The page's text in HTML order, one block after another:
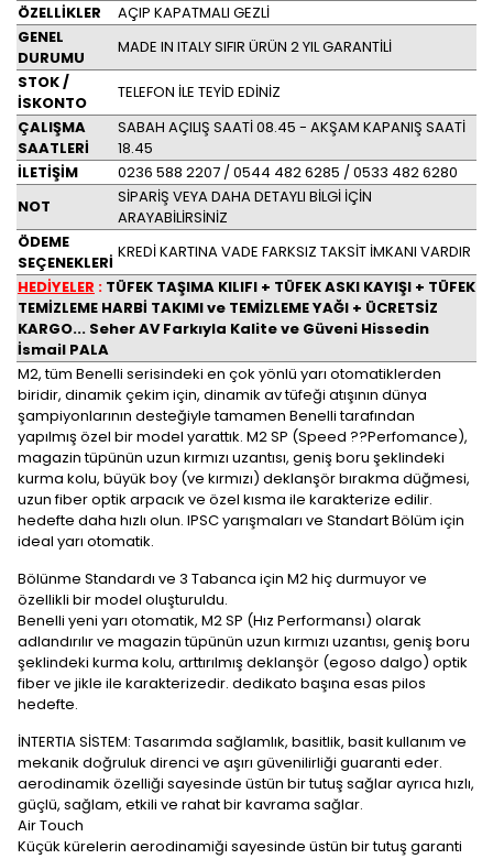
ÖZELLİKLER
AÇIP KAPATMALI GEZLİ
GENEL
DURUMU
MADE IN ITALY SIFIR ÜRÜN 2 YIL GARANTİLİ
STOK /
İSKONTO
TELEFON İLE TEYİD EDİNİZ
ÇALIŞMA
SAATLERİ
SABAH AÇILIŞ SAATİ 08.45 - AKŞAM KAPANIŞ SAATİ
18.45
İLETİŞİM
0236 588 2207 / 0544 482 6285 / 0533 482 6280
NOT
SİPARİŞ VEYA DAHA DETAYLI BİLGİ İÇİN
ARAYABİLİRSİNİZ
ÖDEME
SEÇENEKLERİ
KREDİ KARTINA VADE FARKSIZ TAKSİT İMKANI VARDIR
HEDİYELER : TÜFEK TAŞIMA KILIFI + TÜFEK ASKI KAYIŞI + TÜFEK
TEMİZLEME HARBİ TAKIMI ve TEMİZLEME YAĞI + ÜCRETSİZ
KARGO... Seher AV Farkıyla Kalite ve Güveni Hissedin
İsmail PALA
M2, tüm Benelli serisindeki en çok yönlü yarı otomatiklerden
biridir, dinamik çekim için, dinamik av tüfeği atışının dünya
şampiyonlarının desteğiyle tamamen Benelli tarafından
yapılmış özel bir model yarattık. M2 SP (Speed ??Perfomance),
magazin tüpünün uzun kırmızı uzantısı, geniş boru şeklindeki
kurma kolu, büyük boy (ve kırmızı) deklanşör bırakma düğmesi,
uzun fiber optik arpacık ve özel kısma ile karakterize edilir.
hedefte daha hızlı olun. IPSC yarışmaları ve Standart Bölüm için
ideal yarı otomatik.
Bölünme Standardı ve 3 Tabanca için M2 hiç durmuyor ve
özellikli bir model oluşturuldu.
Benelli yeni yarı otomatik, M2 SP (Hız Performansı) olarak
adlandırılır ve magazin tüpünün uzun kırmızı uzantısı, geniş boru
şeklindeki kurma kolu, arttırılmış deklanşör (egoso dalgo) optik
fiber ve jikle ile karakterizedir. dedikato başına esas pilos
hedefte.
İNTERTIA SİSTEM: Tasarımda sağlamlık, basitlik, basit kullanım ve
mekanik doğruluk direnci ve aşırı güvenilirliği guaranti eder.
aerodinamik özelliği sayesinde üstün bir tutuş sağlar ayrıca hızlı,
güçlü, sağlam, etkili ve rahat bir kavrama sağlar.
Air Touch
Küçük kürelerin aerodinamiği sayesinde üstün bir tutuş garanti